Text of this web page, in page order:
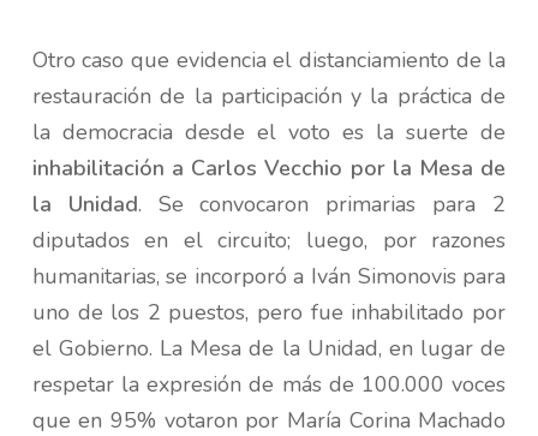
Otro caso que evidencia el distanciamiento de la
restauración de la participación y la práctica de
la democracia desde el voto es la suerte de
inhabilitación a Carlos Vecchio por la Mesa de
la Unidad. Se convocaron primarias para 2
diputados en el circuito; luego, por razones
humanitarias, se incorporó a Iván Simonovis para
uno de los 2 puestos, pero fue inhabilitado por
el Gobierno. La Mesa de la Unidad, en lugar de
respetar la expresión de más de 100.000 voces
que en 95% votaron por María Corina Machado